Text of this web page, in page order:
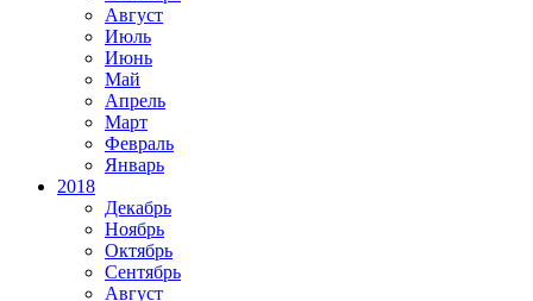
Август
Июль
Июнь
Май
Апрель
Март
Февраль
Январь
2018
Декабрь
Ноябрь
Октябрь
Сентябрь
Август